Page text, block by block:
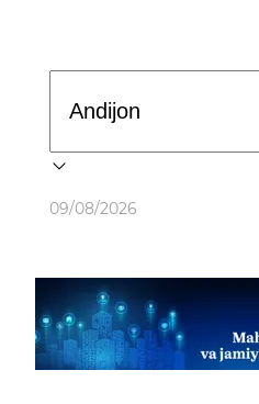
09/08/2026